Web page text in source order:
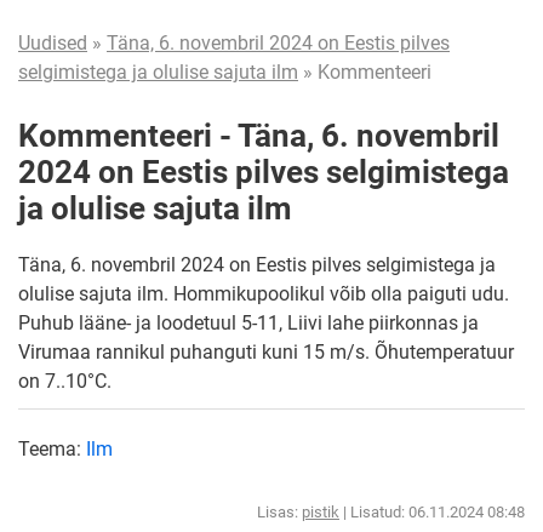
Uudised » Täna, 6. novembril 2024 on Eestis pilves
selgimistega ja olulise sajuta ilm » Kommenteeri
Kommenteeri - Täna, 6. novembril
2024 on Eestis pilves selgimistega
ja olulise sajuta ilm
Täna, 6. novembril 2024 on Eestis pilves selgimistega ja
olulise sajuta ilm. Hommikupoolikul võib olla paiguti udu.
Puhub lääne- ja loodetuul 5-11, Liivi lahe piirkonnas ja
Virumaa rannikul puhanguti kuni 15 m/s. Õhutemperatuur
on 7..10°C.
Teema: Ilm
Lisas: pistik | Lisatud: 06.11.2024 08:48